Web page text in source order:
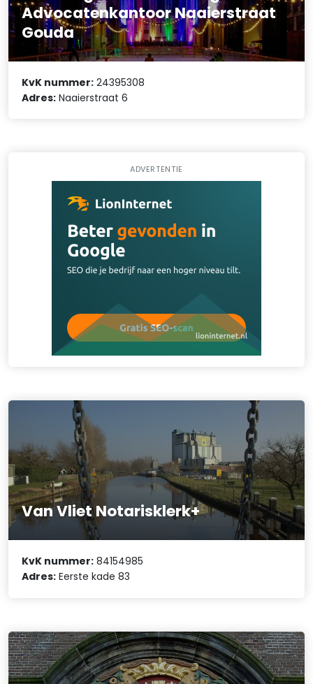
Advocatenkantoor Naaierstraat
Gouda
KvK nummer: 24395308
Adres: Naaierstraat 6
ADVERTENTIE
Van Vliet Notarisklerk+
KvK nummer: 84154985
Adres: Eerste kade 83